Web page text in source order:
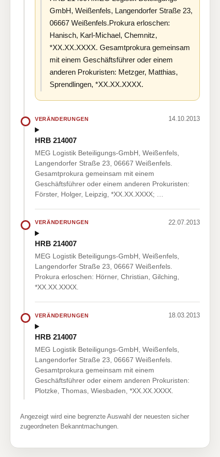
GmbH, Weißenfels, Langendorfer Straße 23,
06667 Weißenfels.Prokura erloschen:
Hanisch, Karl-Michael, Chemnitz,
*XX.XX.XXXX. Gesamtprokura gemeinsam
mit einem Geschäftsführer oder einem
anderen Prokuristen: Metzger, Matthias,
Sprendlingen, *XX.XX.XXXX.
VERÄNDERUNGEN 14.10.2013
HRB 214007
MEG Logistik Beteiligungs-GmbH, Weißenfels,
Langendorfer Straße 23, 06667 Weißenfels.
Gesamtprokura gemeinsam mit einem
Geschäftsführer oder einem anderen Prokuristen:
Förster, Holger, Leipzig, *XX.XX.XXXX; …
VERÄNDERUNGEN 22.07.2013
HRB 214007
MEG Logistik Beteiligungs-GmbH, Weißenfels,
Langendorfer Straße 23, 06667 Weißenfels.
Prokura erloschen: Hörner, Christian, Gilching,
*XX.XX.XXXX.
VERÄNDERUNGEN 18.03.2013
HRB 214007
MEG Logistik Beteiligungs-GmbH, Weißenfels,
Langendorfer Straße 23, 06667 Weißenfels.
Gesamtprokura gemeinsam mit einem
Geschäftsführer oder einem anderen Prokuristen:
Plotzke, Thomas, Wiesbaden, *XX.XX.XXXX.
Angezeigt wird eine begrenzte Auswahl der neuesten sicher
zugeordneten Bekanntmachungen.